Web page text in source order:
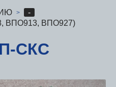
-
ВПО913, ВПО927)
СКС